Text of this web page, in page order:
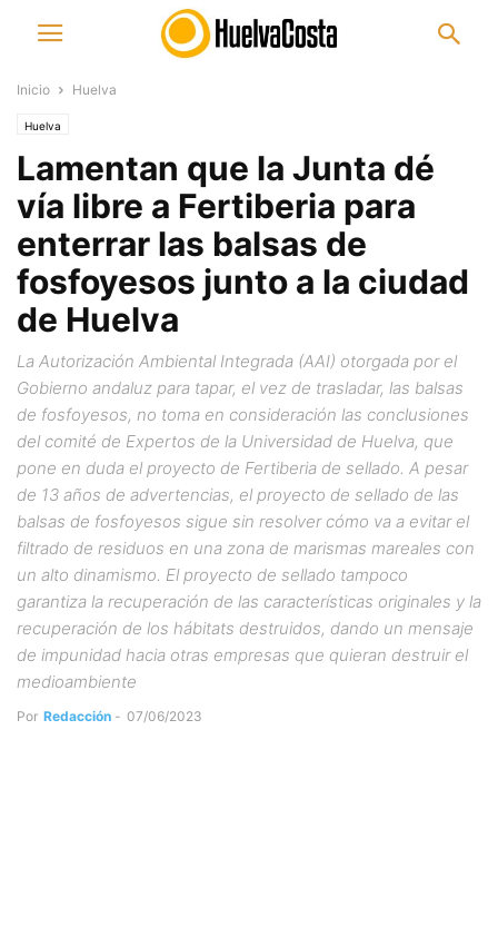
Inicio Huelva
Huelva
Lamentan que la Junta dé
vía libre a Fertiberia para
enterrar las balsas de
fosfoyesos junto a la ciudad
de Huelva
La Autorización Ambiental Integrada (AAI) otorgada por el
Gobierno andaluz para tapar, el vez de trasladar, las balsas
de fosfoyesos, no toma en consideración las conclusiones
del comité de Expertos de la Universidad de Huelva, que
pone en duda el proyecto de Fertiberia de sellado. A pesar
de 13 años de advertencias, el proyecto de sellado de las
balsas de fosfoyesos sigue sin resolver cómo va a evitar el
filtrado de residuos en una zona de marismas mareales con
un alto dinamismo. El proyecto de sellado tampoco
garantiza la recuperación de las características originales y la
recuperación de los hábitats destruidos, dando un mensaje
de impunidad hacia otras empresas que quieran destruir el
medioambiente
Por Redacción - 07/06/2023